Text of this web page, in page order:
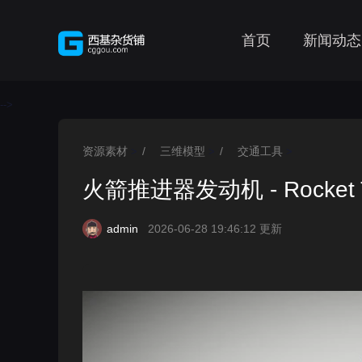
首页 新闻动态
-->
资源素材 / 三维模型 / 交通工具
火箭推进器发动机 -
admin 2026-06-28 19:46:12 更新